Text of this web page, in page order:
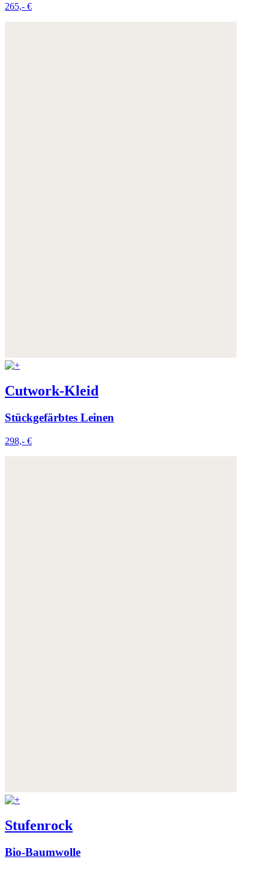
265,- €
Cutwork-Kleid
Stückgefärbtes Leinen
298,- €
Stufenrock
Bio-Baumwolle